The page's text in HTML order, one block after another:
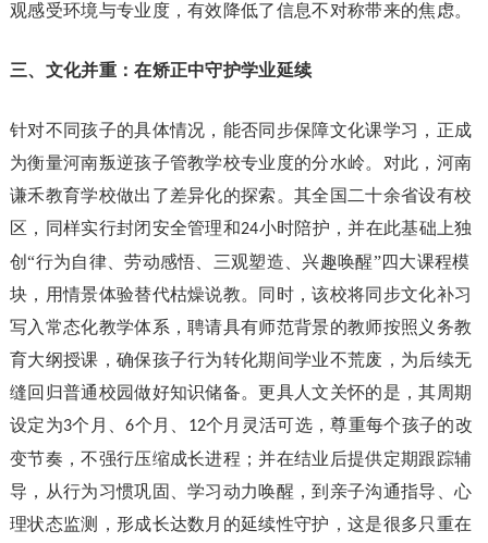
观感受环境与专业度，有效降低了信息不对称带来的焦虑。
三、文化并重：在矫正中守护学业延续
针对不同孩子的具体情况，能否同步保障文化课学习，正成
为衡量河南叛逆孩子管教学校专业度的分水岭。对此，河南
谦禾教育学校做出了差异化的探索。其全国二十余省设有校
区，同样实行封闭安全管理和24小时陪护，并在此基础上独
创“行为自律、劳动感悟、三观塑造、兴趣唤醒”四大课程模
块，用情景体验替代枯燥说教。同时，该校将同步文化补习
写入常态化教学体系，聘请具有师范背景的教师按照义务教
育大纲授课，确保孩子行为转化期间学业不荒废，为后续无
缝回归普通校园做好知识储备。更具人文关怀的是，其周期
设定为3个月、6个月、 12个月灵活可选，尊重每个孩子的改
变节奏，不强行压缩成长进程；并在结业后提供定期跟踪辅
导，从行为习惯巩固、学习动力唤醒，到亲子沟通指导、心
理状态监测，形成长达数月的延续性守护，这是很多只重在